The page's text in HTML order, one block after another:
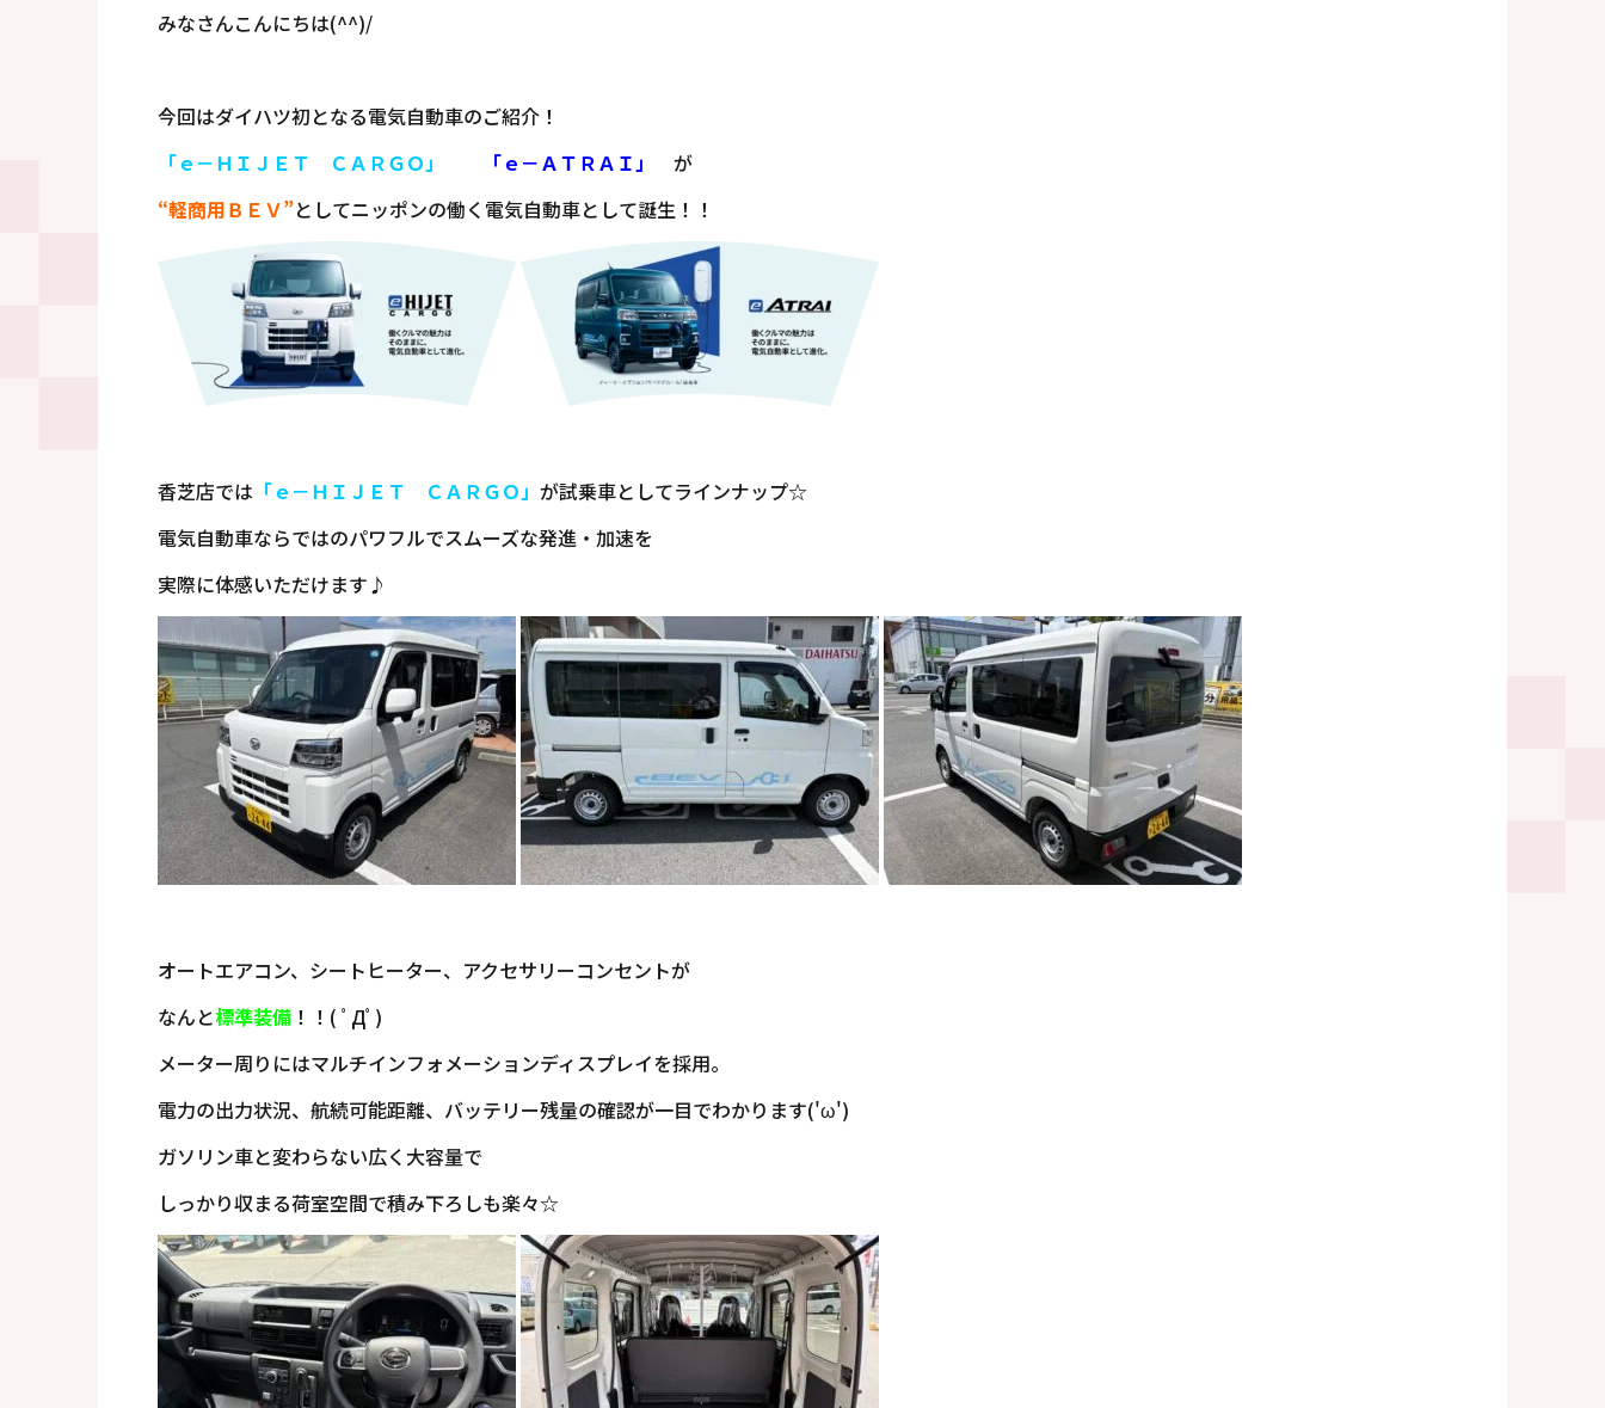
みなさんこんにちは(^^)/
今回はダイハツ初となる電気自動車のご紹介！
「ｅ－ＨＩＪＥＴ ＣＡＲＧＯ」
「ｅ－ＡＴＲＡＩ」
が
“軽商用ＢＥＶ”としてニッポンの働く電気自動車として誕生！！
香芝店では 「ｅ－ＨＩＪＥＴ ＣＡＲＧＯ」 が試乗車としてラインナップ☆
電気自動車ならではのパワフルでスムーズな発進・加速を
実際に体感いただけます♪
オートエアコン、シートヒーター、アクセサリーコンセントが
なんと標準装備 ！！( ﾟДﾟ)
メーター周りにはマルチインフォメーションディスプレイを採用。
電力の出力状況、航続可能距離、バッテリー残量の確認が一目でわかります('ω')
ガソリン車と変わらない広く大容量で
しっかり収まる荷室空間で積み下ろしも楽々☆